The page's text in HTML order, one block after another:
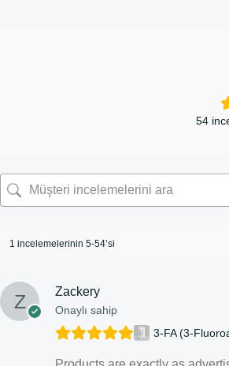
54
1 incelemelerinin 5-54’si
Zackery
Onaylı sahip
3-FA (3-